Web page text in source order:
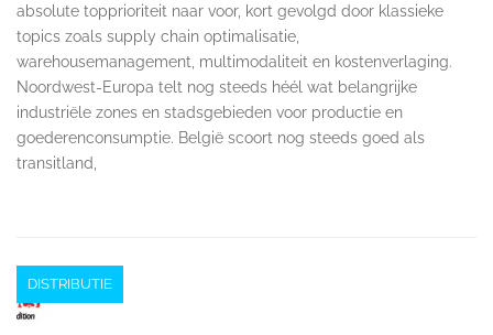
absolute topprioriteit naar voor, kort gevolgd door klassieke
topics zoals supply chain optimalisatie,
warehousemanagement, multimodaliteit en kostenverlaging.
Noordwest-Europa telt nog steeds héél wat belangrijke
industriële zones en stadsgebieden voor productie en
goederenconsumptie. België scoort nog steeds goed als
transitland,
DISTRIBUTIE